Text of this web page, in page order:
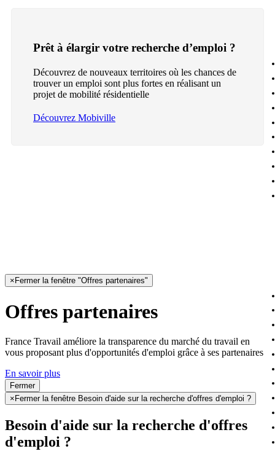
Prêt à élargir votre recherche d’emploi ?
Découvrez de nouveaux territoires où les chances de
trouver un emploi sont plus fortes en réalisant un
projet de mobilité résidentielle
Découvrez Mobiville
× Fermer la fenêtre "Offres partenaires"
Offres partenaires
France Travail améliore la transparence du marché du travail en
vous proposant plus d'opportunités d'emploi grâce à ses partenaires
En savoir plus
Fermer
× Fermer la fenêtre Besoin d'aide sur la recherche d'offres d'emploi ?
Besoin d'aide sur la recherche d'offres
d'emploi ?